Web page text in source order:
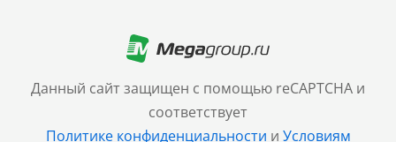
Данный сайт защищен с помощью reCAPTCHA и
соответствует
Политике конфиденциальности и Условиям
+7 (499) 705-30-10
Санкт-Петербург
+7 (812) 600-77-33